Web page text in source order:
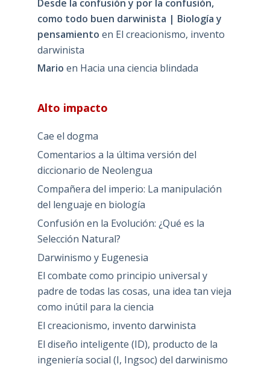
Desde la confusión y por la confusión,
como todo buen darwinista | Biología y
pensamiento en El creacionismo, invento
darwinista
Mario en Hacia una ciencia blindada
Alto impacto
Cae el dogma
Comentarios a la última versión del
diccionario de Neolengua
Compañera del imperio: La manipulación
del lenguaje en biología
Confusión en la Evolución: ¿Qué es la
Selección Natural?
Darwinismo y Eugenesia
El combate como principio universal y
padre de todas las cosas, una idea tan vieja
como inútil para la ciencia
El creacionismo, invento darwinista
El diseño inteligente (ID), producto de la
ingeniería social (I, Ingsoc) del darwinismo